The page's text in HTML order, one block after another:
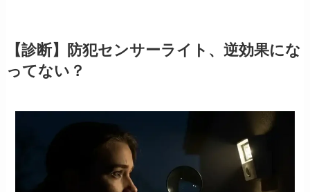
【診断】防犯センサーライト、逆効果にな
ってない？